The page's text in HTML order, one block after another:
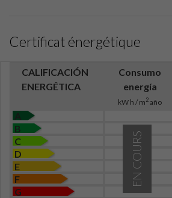
Certificat énergétique
CALIFICACIÓN
ENERGÉTICA
Consumo
energía
kW h / m2año
A
B
C
D
E
F
G
EN COURS